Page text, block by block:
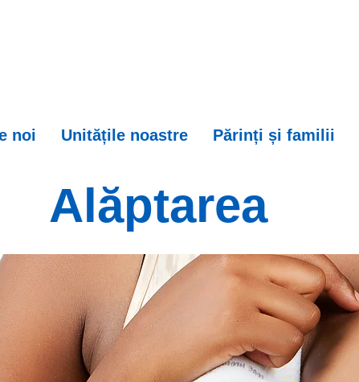
noi Unitățile noastre Părinți și familii
Alăptarea